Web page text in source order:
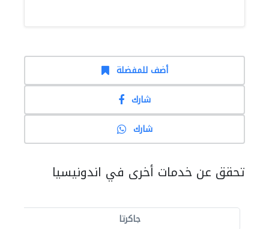
أضف للمفضلة
شارك
شارك
تحقق عن خدمات أخرى في اندونيسيا
جاكرتا